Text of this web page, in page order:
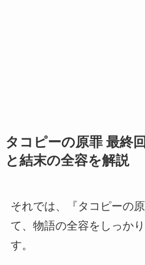
タコピーの原罪 最終
と結末の全容を解説
それでは、『タコピーの
て、物語の全容をしっか
す。